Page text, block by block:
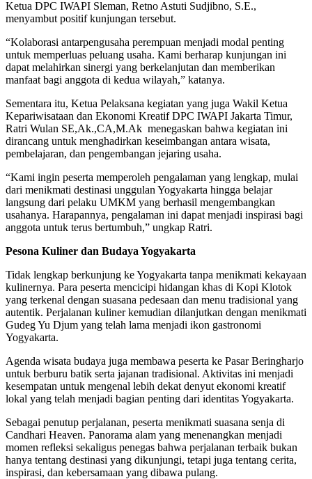
Ketua DPC IWAPI Sleman, Retno Astuti Sudjibno, S.E.,
menyambut positif kunjungan tersebut.
“Kolaborasi antarpengusaha perempuan menjadi modal penting
untuk memperluas peluang usaha. Kami berharap kunjungan ini
dapat melahirkan sinergi yang berkelanjutan dan memberikan
manfaat bagi anggota di kedua wilayah,” katanya.
Sementara itu, Ketua Pelaksana kegiatan yang juga Wakil Ketua
Kepariwisataan dan Ekonomi Kreatif DPC IWAPI Jakarta Timur,
Ratri Wulan SE,Ak.,CA,M.Ak menegaskan bahwa kegiatan ini
dirancang untuk menghadirkan keseimbangan antara wisata,
pembelajaran, dan pengembangan jejaring usaha.
“Kami ingin peserta memperoleh pengalaman yang lengkap, mulai
dari menikmati destinasi unggulan Yogyakarta hingga belajar
langsung dari pelaku UMKM yang berhasil mengembangkan
usahanya. Harapannya, pengalaman ini dapat menjadi inspirasi bagi
anggota untuk terus bertumbuh,” ungkap Ratri.
Pesona Kuliner dan Budaya Yogyakarta
Tidak lengkap berkunjung ke Yogyakarta tanpa menikmati kekayaan
kulinernya. Para peserta mencicipi hidangan khas di Kopi Klotok
yang terkenal dengan suasana pedesaan dan menu tradisional yang
autentik. Perjalanan kuliner kemudian dilanjutkan dengan menikmati
Gudeg Yu Djum yang telah lama menjadi ikon gastronomi
Yogyakarta.
Agenda wisata budaya juga membawa peserta ke Pasar Beringharjo
untuk berburu batik serta jajanan tradisional. Aktivitas ini menjadi
kesempatan untuk mengenal lebih dekat denyut ekonomi kreatif
lokal yang telah menjadi bagian penting dari identitas Yogyakarta.
Sebagai penutup perjalanan, peserta menikmati suasana senja di
Candhari Heaven. Panorama alam yang menenangkan menjadi
momen refleksi sekaligus penegas bahwa perjalanan terbaik bukan
hanya tentang destinasi yang dikunjungi, tetapi juga tentang cerita,
inspirasi, dan kebersamaan yang dibawa pulang.